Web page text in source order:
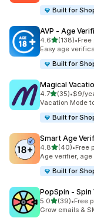
Built for
AVP ‑ Age
4.6เต็ม 5 ดาว
(138)
ทั้งหมด 138 รีวิว
•Free
Easy age
Built for
Magical
4.7เต็ม 5 ดาว
(35)
ทั้งหมด 35 รีวิว
•$9/
Vacation Mode
Built for
Smart Age
4.8เต็ม 5 ดาว
(40)
ทั้งหมด 40 รีวิว
•Free
Age verifier,
Built for
PopSpin ‑ Spin
5.0เต็ม 5 ดาว
(39)
ทั้งหมด 39 รีวิว
•Free
Grow emails &